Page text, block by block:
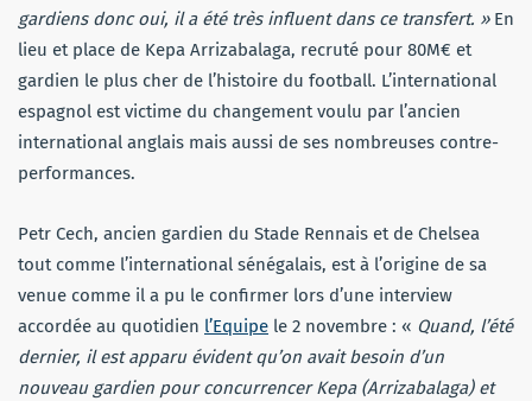
gardiens donc oui, il a été très influent dans ce transfert. »En
lieu et place de Kepa Arrizabalaga, recruté pour 80M€ et
gardien le plus cher de l’histoire du football. L’international
espagnol est victime du changement voulu par l’ancien
international anglais mais aussi de ses nombreuses contre-
performances.
Petr Cech, ancien gardien du Stade Rennais et de Chelsea
tout comme l’international sénégalais, est à l’origine de sa
venue comme il a pu le confirmer lors d’une interview
accordée au quotidien l’Equipe le 2 novembre : « Quand, l’été
dernier, il est apparu évident qu’on avait besoin d’un
nouveau gardien pour concurrencer Kepa (Arrizabalaga) et